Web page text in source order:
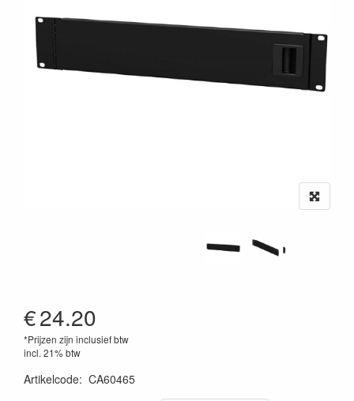
€24.20
*Prijzen zijn inclusief btw
incl. 21% btw
Artikelcode: CA60465